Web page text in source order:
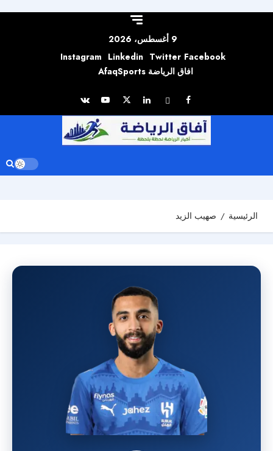
9 أغسطس، 2026
Facebook
Twitter
Linkedin
Instagram
افاق الرياضة AfaqSports
الرئيسية صهيب الزيد